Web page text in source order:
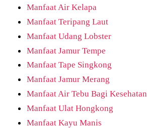
Manfaat Air Kelapa
Manfaat Teripang Laut
Manfaat Udang Lobster
Manfaat Jamur Tempe
Manfaat Tape Singkong
Manfaat Jamur Merang
Manfaat Air Tebu Bagi Kesehatan
Manfaat Ulat Hongkong
Manfaat Kayu Manis